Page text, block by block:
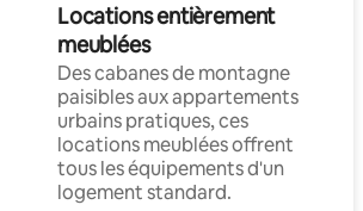
Locations entièrement
meublées
Des cabanes de montagne
paisibles aux appartements
urbains pratiques, ces
locations meublées offrent
tous les équipements d'un
logement standard.